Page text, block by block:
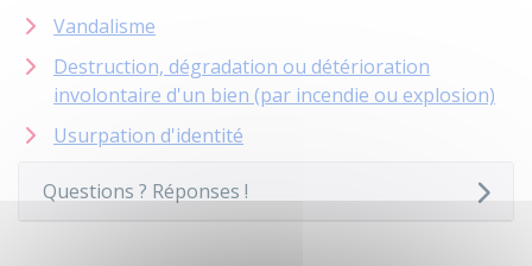
Vandalisme
Destruction, dégradation ou détérioration
involontaire d'un bien (par incendie ou explosion)
Usurpation d'identité
Questions ? Réponses !